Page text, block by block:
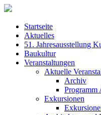
Startseite
Aktuelles
51. Jahresausstellung
Baukultur
Veranstaltungen
Aktuelle
Archiv
Programm
Exkursionen